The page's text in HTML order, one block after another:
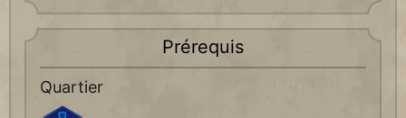
Prérequis
Quartier